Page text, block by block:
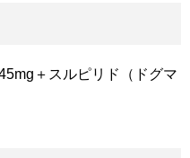
＋スルピリド（ドグマ